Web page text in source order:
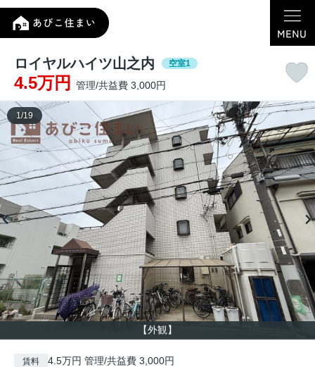
ロイヤルハイツ山之内 空室1
4.5万円 管理/共益費 3,000円
【外観】
1 /19
賃料 4.5万円 管理/共益費 3,000円